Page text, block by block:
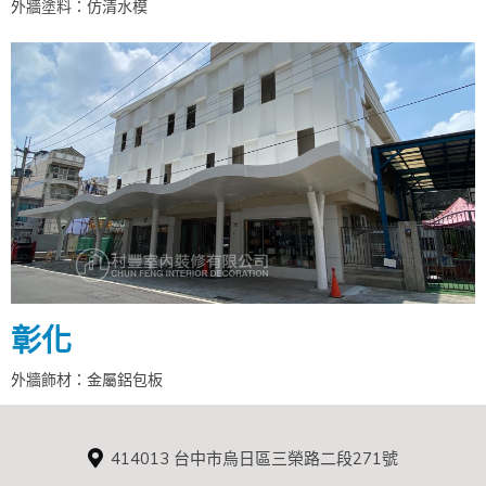
外牆塗料：仿清水模
彰化
外牆飾材：金屬鋁包板
414013 台中市烏日區三榮路二段271號